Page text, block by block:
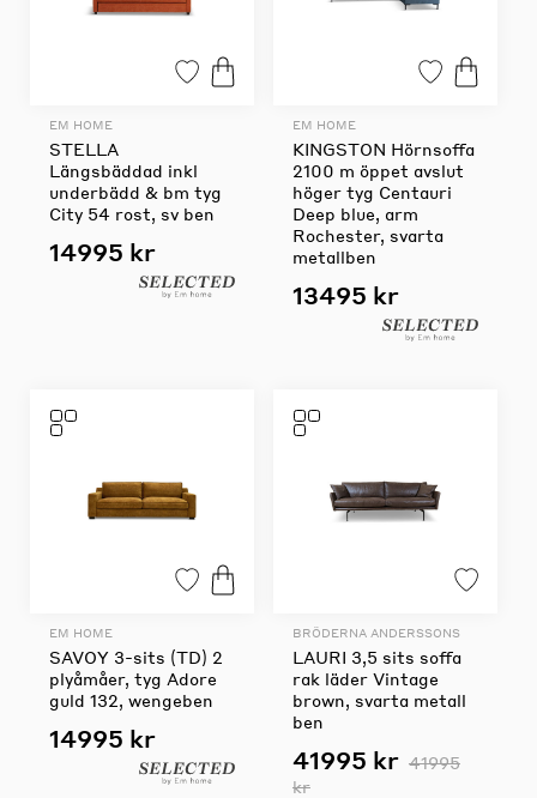
EM HOME
STELLA
Längsbäddad inkl
underbädd & bm tyg
City 54 rost, sv ben
14995 kr
EM HOME
KINGSTON Hörnsoffa
2100 m öppet avslut
höger tyg Centauri
Deep blue, arm
Rochester, svarta
metallben
13495 kr
EM HOME
SAVOY 3-sits (TD) 2
plyåmåer, tyg Adore
guld 132, wengeben
14995 kr
BRÖDERNA ANDERSSONS
LAURI 3,5 sits soffa
rak läder Vintage
brown, svarta metall
ben
41995 kr 41995
kr